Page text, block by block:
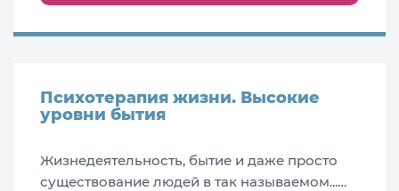
Психотерапия жизни. Высокие
уровни бытия
Жизнедеятельность, бытие и даже просто
существование людей в так называемом...…